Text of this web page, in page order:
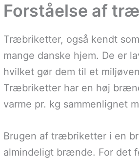
Forståelse af
Træbriketter, også kendt
mange danske hjem. De er
hvilket gør dem til et
Træbriketter har en høj
varme pr. kg sammenlignet
Brugen af træbriketter i en
almindeligt brænde. For det